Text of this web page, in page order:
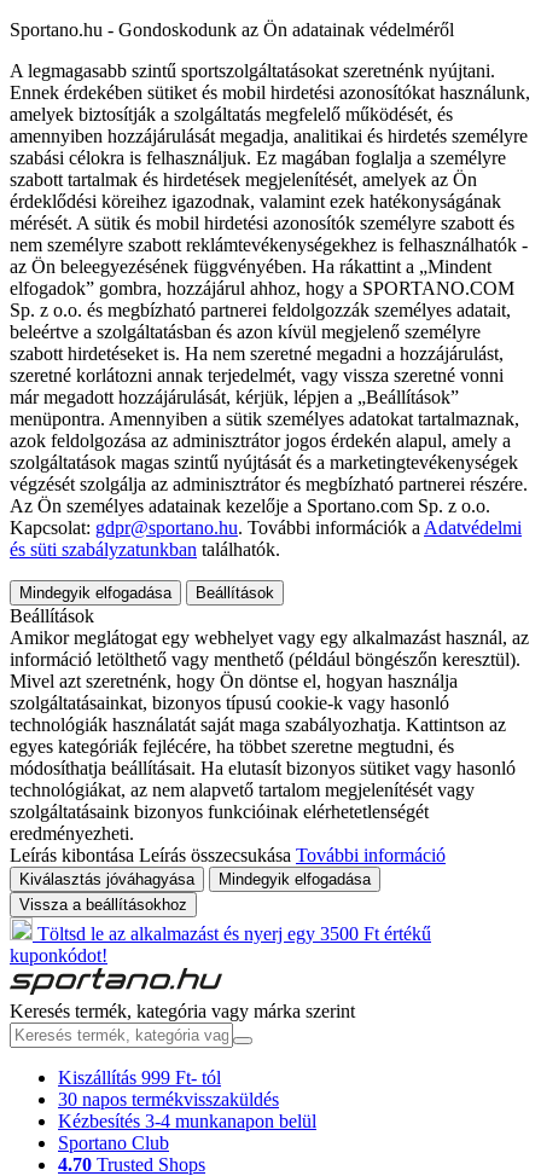
Sportano.hu - Gondoskodunk az Ön adatainak védelméről
A legmagasabb szintű sportszolgáltatásokat szeretnénk nyújtani.
Ennek érdekében sütiket és mobil hirdetési azonosítókat használunk,
amelyek biztosítják a szolgáltatás megfelelő működését, és
amennyiben hozzájárulását megadja, analitikai és hirdetés személyre
szabási célokra is felhasználjuk. Ez magában foglalja a személyre
szabott tartalmak és hirdetések megjelenítését, amelyek az Ön
érdeklődési köreihez igazodnak, valamint ezek hatékonyságának
mérését. A sütik és mobil hirdetési azonosítók személyre szabott és
nem személyre szabott reklámtevékenységekhez is felhasználhatók -
az Ön beleegyezésének függvényében. Ha rákattint a „Mindent
elfogadok” gombra, hozzájárul ahhoz, hogy a SPORTANO.COM
Sp. z o.o. és megbízható partnerei feldolgozzák személyes adatait,
beleértve a szolgáltatásban és azon kívül megjelenő személyre
szabott hirdetéseket is. Ha nem szeretné megadni a hozzájárulást,
szeretné korlátozni annak terjedelmét, vagy vissza szeretné vonni
már megadott hozzájárulását, kérjük, lépjen a „Beállítások”
menüpontra. Amennyiben a sütik személyes adatokat tartalmaznak,
azok feldolgozása az adminisztrátor jogos érdekén alapul, amely a
szolgáltatások magas szintű nyújtását és a marketingtevékenységek
végzését szolgálja az adminisztrátor és megbízható partnerei részére.
Az Ön személyes adatainak kezelője a Sportano.com Sp. z o.o.
Kapcsolat: gdpr@sportano.hu. További információk a Adatvédelmi
és süti szabályzatunkban találhatók.
Mindegyik elfogadása Beállítások
Beállítások
Amikor meglátogat egy webhelyet vagy egy alkalmazást használ, az
információ letölthető vagy menthető (például böngészőn keresztül).
Mivel azt szeretnénk, hogy Ön döntse el, hogyan használja
szolgáltatásainkat, bizonyos típusú cookie-k vagy hasonló
technológiák használatát saját maga szabályozhatja. Kattintson az
egyes kategóriák fejlécére, ha többet szeretne megtudni, és
módosíthatja beállításait. Ha elutasít bizonyos sütiket vagy hasonló
technológiákat, az nem alapvető tartalom megjelenítését vagy
szolgáltatásaink bizonyos funkcióinak elérhetetlenségét
eredményezheti.
Leírás kibontása Leírás összecsukása További információ
Kiválasztás jóváhagyása
Mindegyik elfogadása
Vissza a beállításokhoz
Töltsd le az alkalmazást és nyerj egy 3500 Ft értékű
kuponkódot!
Keresés termék, kategória vagy márka szerint
Kiszállítás 999 Ft- tól
30 napos termékvisszaküldés
Kézbesítés 3-4 munkanapon belül
Sportano Club
4.70 Trusted Shops